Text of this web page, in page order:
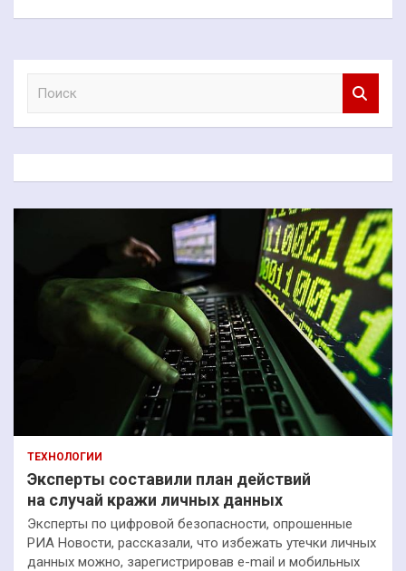
к
ТЕХНОЛОГИИ
Эксперты составили план действий
на случай кражи личных данных
Эксперты по цифровой безопасности, опрошенные
РИА Новости, рассказали, что избежать утечки личных
данных можно, зарегистрировав e-mail и мобильных